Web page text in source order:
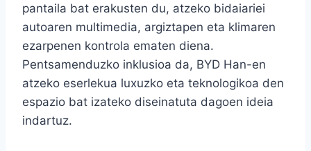
pantaila bat erakusten du, atzeko bidaiariei
autoaren multimedia, argiztapen eta klimaren
ezarpenen kontrola ematen diena.
Pentsamenduzko inklusioa da, BYD Han-en
atzeko eserlekua luxuzko eta teknologikoa den
espazio bat izateko diseinatuta dagoen ideia
indartuz.